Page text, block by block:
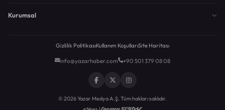
Kurumsal
Gizlilik PolitikasıKullanım KoşullarıSite Haritası
info@yazarhaber.com +90 501 379 08 08
© 2026 Yazar Medya A.Ş. Tüm hakları saklıdır.
eNews |Egemen KEYDAL